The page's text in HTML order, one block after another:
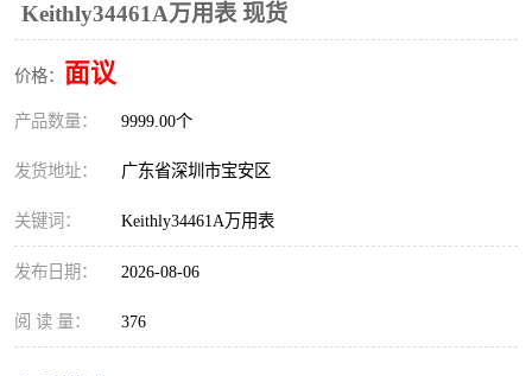
Keithly34461A万用表 现货
价格： 面议
产品数量： 9999.00个
发货地址： 广东省深圳市宝安区
关键词： Keithly34461A万用表
发布日期： 2026-08-06
阅 读 量： 376
频率计 无线测试仪
静电计